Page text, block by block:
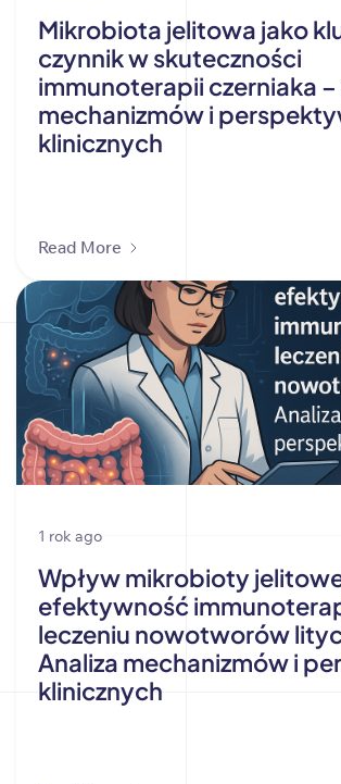
Mikrobiota jelitowa jako
czynnik w skuteczności
immunoterapii czerniaka –
mechanizmów i
klinicznych
Read More
1 rok ago
Wpływ mikrobioty
efektywność
leczeniu nowotworów
Analiza mechanizmów i
klinicznych